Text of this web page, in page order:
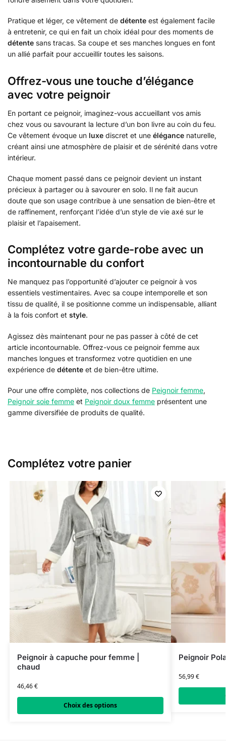
Pratique et léger, ce vêtement de détente est également facile
à entretenir, ce qui en fait un choix idéal pour des moments de
détente sans tracas. Sa coupe et ses manches longues en font
un allié parfait pour accueillir toutes les saisons.
Offrez-vous une touche d’élégance
avec votre peignoir
En portant ce peignoir, imaginez-vous accueillant vos amis
chez vous ou savourant la lecture d’un bon livre au coin du feu.
Ce vêtement évoque un luxe discret et une élégance naturelle,
créant ainsi une atmosphère de plaisir et de sérénité dans votre
intérieur.
Chaque moment passé dans ce peignoir devient un instant
précieux à partager ou à savourer en solo. Il ne fait aucun
doute que son usage contribue à une sensation de bien-être et
de raffinement, renforçant l’idée d’un style de vie axé sur le
plaisir et l’apaisement.
Complétez votre garde-robe avec un
incontournable du confort
Ne manquez pas l’opportunité d’ajouter ce peignoir à vos
essentiels vestimentaires. Avec sa coupe intemporelle et son
tissu de qualité, il se positionne comme un indispensable, alliant
à la fois confort et style.
Agissez dès maintenant pour ne pas passer à côté de cet
article incontournable. Offrez-vous ce peignoir femme aux
manches longues et transformez votre quotidien en une
expérience de détente et de bien-être ultime.
Pour une offre complète, nos collections de Peignoir femme,
Peignoir soie femme et Peignoir doux femme présentent une
gamme diversifiée de produits de qualité.
Complétez votre panier
Peignoir à capuche pour femme |
chaud
46,46€
Choix des options
Peignoir
56,99€